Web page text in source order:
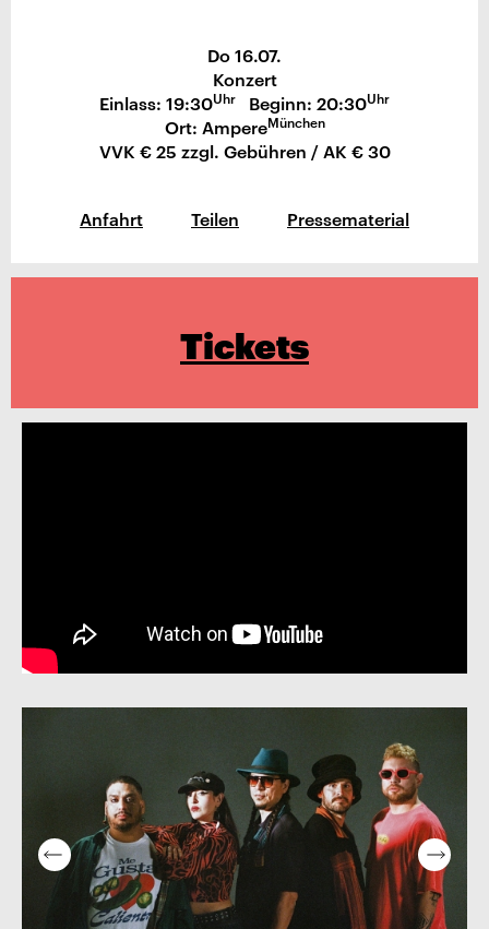
Do 16.07.
Konzert
Einlass: 19:30Uhr Beginn: 20:30Uhr
Ort: AmpereMünchen
VVK € 25 zzgl. Gebühren / AK € 30
Anfahrt Teilen Pressematerial
Tickets